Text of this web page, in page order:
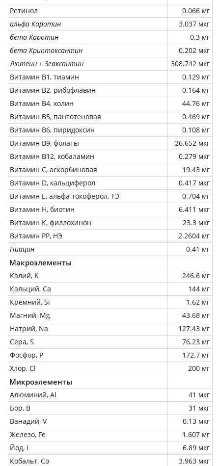
Ретинол
0.066 мг
альфа Каротин
3.037 мкг
бета Каротин
0.3 мг
бета Криптоксантин
0.202 мкг
Лютеин + Зеаксантин
308.742 мкг
Витамин В1, тиамин
0.129 мг
Витамин В2, рибофлавин
0.164 мг
Витамин В4, холин
44.76 мг
Витамин В5, пантотеновая
0.469 мг
Витамин В6, пиридоксин
0.108 мг
Витамин В9, фолаты
26.652 мкг
Витамин В12, кобаламин
0.279 мкг
Витамин C, аскорбиновая
19.43 мг
Витамин D, кальциферол
0.417 мкг
Витамин Е, альфа токоферол, ТЭ
0.704 мг
Витамин Н, биотин
6.411 мкг
Витамин К, филлохинон
23.3 мкг
Витамин РР, НЭ
2.2604 мг
Ниацин
0.41 мг
Макроэлементы
Калий, K
246.6 мг
Кальций, Ca
144 мг
Кремний, Si
1.62 мг
Магний, Mg
43.68 мг
Натрий, Na
127.43 мг
Сера, S
76.23 мг
Фосфор, P
172.7 мг
Хлор, Cl
200 мг
Микроэлементы
Алюминий, Al
41 мкг
Бор, B
31 мкг
Ванадий, V
0.13 мкг
Железо, Fe
1.607 мг
Йод, I
6.89 мкг
Кобальт, Co
3.963 мкг